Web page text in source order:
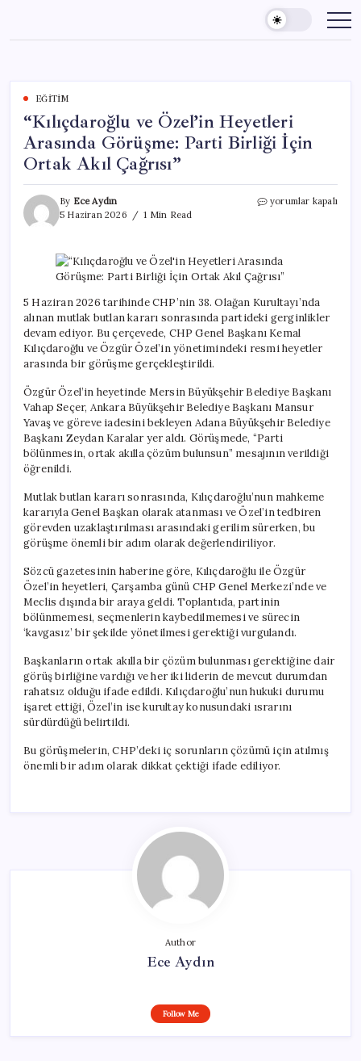
content
EĞITIM
“Kılıçdaroğlu ve Özel’in Heyetleri
Arasında Görüşme: Parti Birliği İçin
Ortak Akıl Çağrısı”
By Ece Aydın
5 Haziran 2026
1 Min Read
“Kılıçdaroğlu
Arasında
Görüşme:
Parti
Birliği
İçin
Ortak
Akıl
Çağrısı”
yorumlar kapalı
5 Haziran 2026 tarihinde CHP’nin 38. Olağan Kurultayı’nda
alınan mutlak butlan kararı sonrasında partideki gerginlikler
devam ediyor. Bu çerçevede, CHP Genel Başkanı Kemal
Kılıçdaroğlu ve Özgür Özel’in yönetimindeki resmi heyetler
arasında bir görüşme gerçekleştirildi.
Özgür Özel’in heyetinde Mersin Büyükşehir Belediye Başkanı
Vahap Seçer, Ankara Büyükşehir Belediye Başkanı Mansur
Yavaş ve göreve iadesini bekleyen Adana Büyükşehir Belediye
Başkanı Zeydan Karalar yer aldı. Görüşmede, “Parti
bölünmesin, ortak akılla çözüm bulunsun” mesajının verildiği
öğrenildi.
Mutlak butlan kararı sonrasında, Kılıçdaroğlu’nun mahkeme
kararıyla Genel Başkan olarak atanması ve Özel’in tedbiren
görevden uzaklaştırılması arasındaki gerilim sürerken, bu
görüşme önemli bir adım olarak değerlendiriliyor.
Sözcü gazetesinin haberine göre, Kılıçdaroğlu ile Özgür
Özel’in heyetleri, Çarşamba günü CHP Genel Merkezi’nde ve
Meclis dışında bir araya geldi. Toplantıda, partinin
bölünmemesi, seçmenlerin kaybedilmemesi ve sürecin
‘kavgasız’ bir şekilde yönetilmesi gerektiği vurgulandı.
Başkanların ortak akılla bir çözüm bulunması gerektiğine dair
görüş birliğine vardığı ve her iki liderin de mevcut durumdan
rahatsız olduğu ifade edildi. Kılıçdaroğlu’nun hukuki durumu
işaret ettiği, Özel’in ise kurultay konusundaki ısrarını
sürdürdüğü belirtildi.
Bu görüşmelerin, CHP’deki iç sorunların çözümü için atılmış
önemli bir adım olarak dikkat çektiği ifade ediliyor.
Author
Ece Aydın
Follow Me